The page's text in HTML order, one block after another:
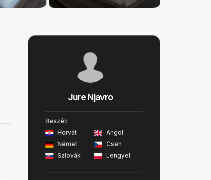
Jure Njavro
Beszél:
Horvát
Angol
Német
Cseh
Szlovák
Lengyel